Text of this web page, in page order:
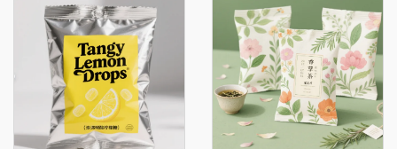
ventiludskrivning,
kaffebønnerpakning,
flad bunnede kaffeposer
aluminiumsfolie,
madvarer lodret pose
med lædering